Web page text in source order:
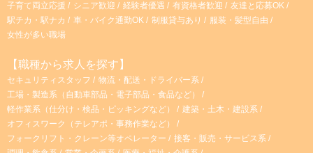
子育て両立応援
シニア歓迎 経験者優遇 有資格者歓迎
友達と応募OK
駅チカ・駅ナカ
車・バイク通勤OK 制服貸与あり
服装・髪型自由
女性が多い職場
【職種から求人を探す】
セキュリティスタッフ
物流・配送・ドライバー系
工場・製造系（自動車部品・電子部品・食品など）
軽作業系（仕分け・検品・ピッキングなど）
建築・土木・建設系
オフィスワーク（テレアポ・事務作業など）
フォークリフト・クレーン等オペレーター
接客・販売・サービス系